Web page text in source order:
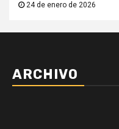
24 de enero de 2026
ARCHIVO